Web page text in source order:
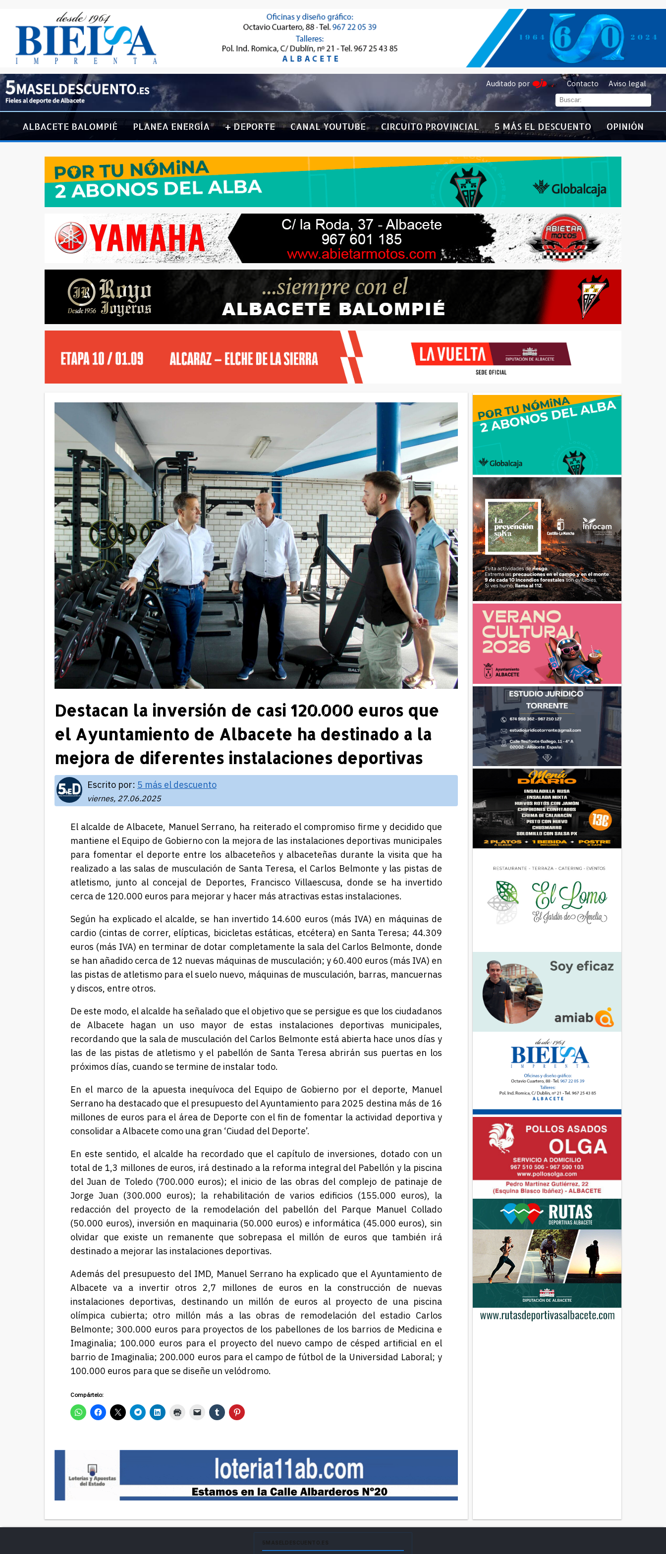
Auditado por Contacto Aviso legal
ALBACETE BALOMPIÉ PLANEA ENERGÍA + DEPORTE CANAL YOUTUBE CIRCUITO PROVINCIAL 5 MÁS EL DESCUENTO OPINIÓN
Destacan la inversión de casi 120.000 euros que
el Ayuntamiento de Albacete ha destinado a la
mejora de diferentes instalaciones deportivas
Escrito por: 5 más el descuento
viernes, 27.06.2025
El alcalde de Albacete, Manuel Serrano, ha reiterado el compromiso firme y decidido que
mantiene el Equipo de Gobierno con la mejora de las instalaciones deportivas municipales
para fomentar el deporte entre los albaceteños y albaceteñas durante la visita que ha
realizado a las salas de musculación de Santa Teresa, el Carlos Belmonte y las pistas de
atletismo, junto al concejal de Deportes, Francisco Villaescusa, donde se ha invertido
cerca de 120.000 euros para mejorar y hacer más atractivas estas instalaciones.
Según ha explicado el alcalde, se han invertido 14.600 euros (más IVA) en máquinas de
cardio (cintas de correr, elípticas, bicicletas estáticas, etcétera) en Santa Teresa; 44.309
euros (más IVA) en terminar de dotar completamente la sala del Carlos Belmonte, donde
se han añadido cerca de 12 nuevas máquinas de musculación; y 60.400 euros (más IVA) en
las pistas de atletismo para el suelo nuevo, máquinas de musculación, barras, mancuernas
y discos, entre otros.
De este modo, el alcalde ha señalado que el objetivo que se persigue es que los ciudadanos
de Albacete hagan un uso mayor de estas instalaciones deportivas municipales,
recordando que la sala de musculación del Carlos Belmonte está abierta hace unos días y
las de las pistas de atletismo y el pabellón de Santa Teresa abrirán sus puertas en los
próximos días, cuando se termine de instalar todo.
En el marco de la apuesta inequívoca del Equipo de Gobierno por el deporte, Manuel
Serrano ha destacado que el presupuesto del Ayuntamiento para 2025 destina más de 16
millones de euros para el área de Deporte con el fin de fomentar la actividad deportiva y
consolidar a Albacete como una gran ‘Ciudad del Deporte’.
En este sentido, el alcalde ha recordado que el capítulo de inversiones, dotado con un
total de 1,3 millones de euros, irá destinado a la reforma integral del Pabellón y la piscina
del Juan de Toledo (700.000 euros); el inicio de las obras del complejo de patinaje de
Jorge Juan (300.000 euros); la rehabilitación de varios edificios (155.000 euros), la
redacción del proyecto de la remodelación del pabellón del Parque Manuel Collado
(50.000 euros), inversión en maquinaria (50.000 euros) e informática (45.000 euros), sin
olvidar que existe un remanente que sobrepasa el millón de euros que también irá
destinado a mejorar las instalaciones deportivas.
Además del presupuesto del IMD, Manuel Serrano ha explicado que el Ayuntamiento de
Albacete va a invertir otros 2,7 millones de euros en la construcción de nuevas
instalaciones deportivas, destinando un millón de euros al proyecto de una piscina
olímpica cubierta; otro millón más a las obras de remodelación del estadio Carlos
Belmonte; 300.000 euros para proyectos de los pabellones de los barrios de Medicina e
Imaginalia; 100.000 euros para el proyecto del nuevo campo de césped artificial en el
barrio de Imaginalia; 200.000 euros para el campo de fútbol de la Universidad Laboral; y
100.000 euros para que se diseñe un velódromo.
Compártelo: